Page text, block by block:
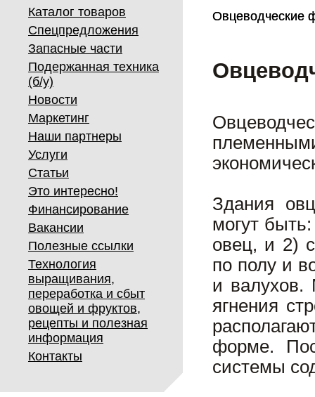
Каталог товаров
Спецпредложения
Запасные части
Подержанная техника
(б/у)
Новости
Маркетинг
Наши партнеры
Услуги
Статьи
Это интересно!
Финансирование
Вакансии
Полезные ссылки
Технология
выращивания,
переработка и сбыт
овощей и фруктов,
рецепты и полезная
информация
Контакты
Овцеводческие
Овцеводческие
Здания
могут
овец, и 2)
по полу и
и валухов.
ягнения
форме.
системы